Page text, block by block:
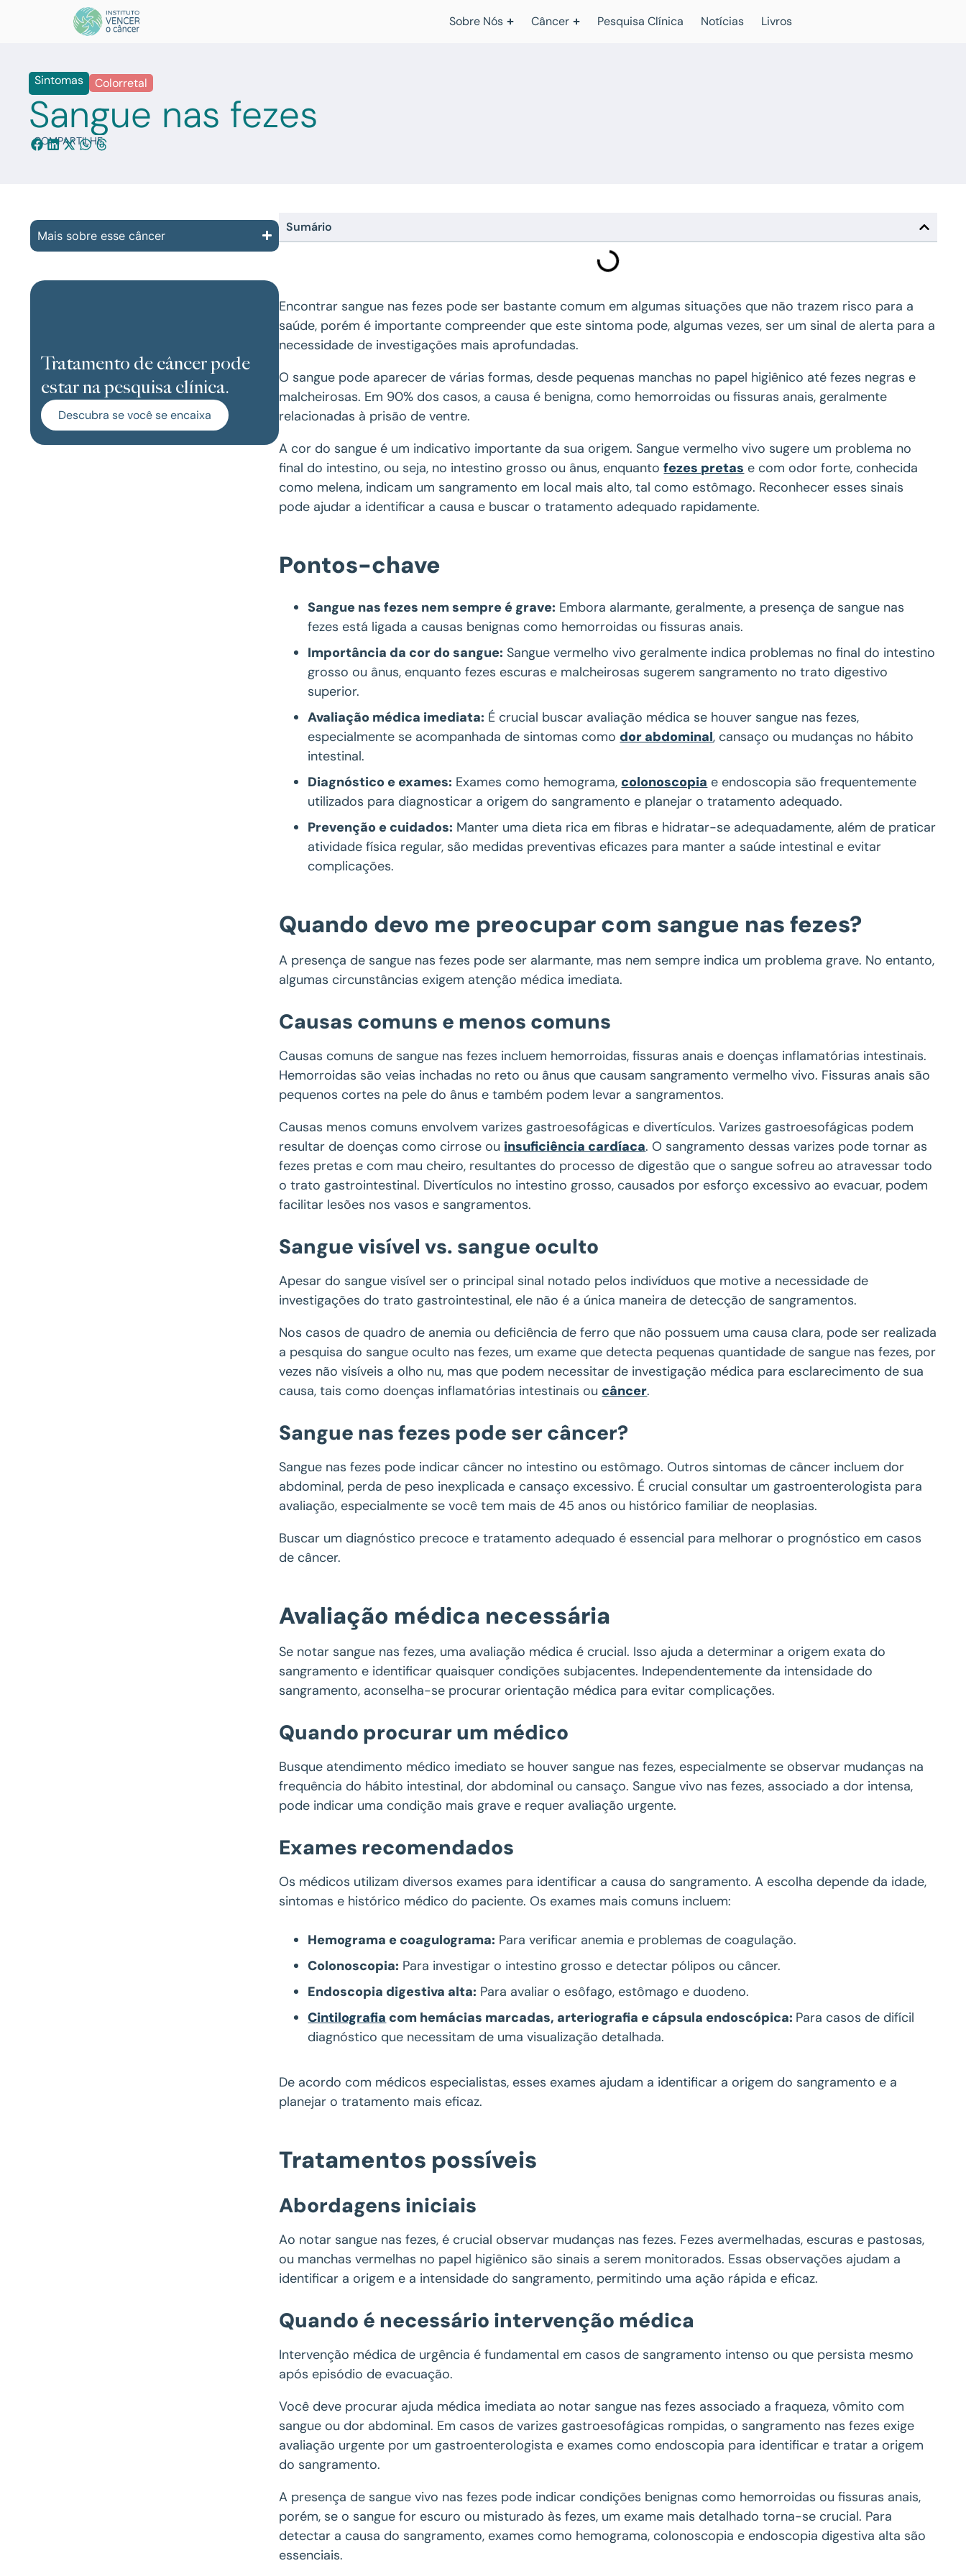
Sobre Nós Câncer Pesquisa Clínica Notícias Livros
Sintomas Colorretal
Sangue nas fezes
COMPARTILHE:
Mais sobre esse câncer
Tratamento de câncer pode
estar na pesquisa clínica.
Descubra se você se encaixa
Sumário
Encontrar sangue nas fezes pode ser bastante comum em algumas situações que não trazem risco para a
saúde, porém é importante compreender que este sintoma pode, algumas vezes, ser um sinal de alerta para a
necessidade de investigações mais aprofundadas.
O sangue pode aparecer de várias formas, desde pequenas manchas no papel higiênico até fezes negras e
malcheirosas. Em 90% dos casos, a causa é benigna, como hemorroidas ou fissuras anais, geralmente
relacionadas à prisão de ventre.
A cor do sangue é um indicativo importante da sua origem. Sangue vermelho vivo sugere um problema no
final do intestino, ou seja, no intestino grosso ou ânus, enquantofezes pretas e com odor forte, conhecida
como melena, indicam um sangramento em local mais alto, tal como estômago. Reconhecer esses sinais
pode ajudar a identificar a causa e buscar o tratamento adequado rapidamente.
Pontos-chave
Sangue nas fezes nem sempre é grave: Embora alarmante, geralmente, a presença de sangue nas
fezes está ligada a causas benignas como hemorroidas ou fissuras anais.
Importância da cor do sangue: Sangue vermelho vivo geralmente indica problemas no final do intestino
grosso ou ânus, enquanto fezes escuras e malcheirosas sugerem sangramento no trato digestivo
superior.
Avaliação médica imediata: É crucial buscar avaliação médica se houver sangue nas fezes,
especialmente se acompanhada de sintomas como dor abdominal, cansaço ou mudanças no hábito
intestinal.
Diagnóstico e exames: Exames como hemograma, colonoscopia e endoscopia são frequentemente
utilizados para diagnosticar a origem do sangramento e planejar o tratamento adequado.
Prevenção e cuidados: Manter uma dieta rica em fibras e hidratar-se adequadamente, além de praticar
atividade física regular, são medidas preventivas eficazes para manter a saúde intestinal e evitar
complicações.
Quando devo me preocupar com sangue nas fezes?
A presença de sangue nas fezes pode ser alarmante, mas nem sempre indica um problema grave. No entanto,
algumas circunstâncias exigem atenção médica imediata.
Causas comuns e menos comuns
Causas comuns de sangue nas fezes incluem hemorroidas, fissuras anais e doenças inflamatórias intestinais.
Hemorroidas são veias inchadas no reto ou ânus que causam sangramento vermelho vivo. Fissuras anais são
pequenos cortes na pele do ânus e também podem levar a sangramentos.
Causas menos comuns envolvem varizes gastroesofágicas e divertículos. Varizes gastroesofágicas podem
resultar de doenças como cirrose ou insuficiência cardíaca. O sangramento dessas varizes pode tornar as
fezes pretas e com mau cheiro, resultantes do processo de digestão que o sangue sofreu ao atravessar todo
o trato gastrointestinal. Divertículos no intestino grosso, causados por esforço excessivo ao evacuar, podem
facilitar lesões nos vasos e sangramentos.
Sangue visível vs. sangue oculto
Apesar do sangue visível ser o principal sinal notado pelos indivíduos que motive a necessidade de
investigações do trato gastrointestinal, ele não é a única maneira de detecção de sangramentos.
Nos casos de quadro de anemia ou deficiência de ferro que não possuem uma causa clara, pode ser realizada
a pesquisa do sangue oculto nas fezes, um exame que detecta pequenas quantidade de sangue nas fezes, por
vezes não visíveis a olho nu, mas que podem necessitar de investigação médica para esclarecimento de sua
causa, tais como doenças inflamatórias intestinais ou câncer.
Sangue nas fezes pode ser câncer?
Sangue nas fezes pode indicar câncer no intestino ou estômago. Outros sintomas de câncer incluem dor
abdominal, perda de peso inexplicada e cansaço excessivo. É crucial consultar um gastroenterologista para
avaliação, especialmente se você tem mais de 45 anos ou histórico familiar de neoplasias.
Buscar um diagnóstico precoce e tratamento adequado é essencial para melhorar o prognóstico em casos
de câncer.
Avaliação médica necessária
Se notar sangue nas fezes, uma avaliação médica é crucial. Isso ajuda a determinar a origem exata do
sangramento e identificar quaisquer condições subjacentes. Independentemente da intensidade do
sangramento, aconselha-se procurar orientação médica para evitar complicações.
Quando procurar um médico
Busque atendimento médico imediato se houver sangue nas fezes, especialmente se observar mudanças na
frequência do hábito intestinal, dor abdominal ou cansaço. Sangue vivo nas fezes, associado a dor intensa,
pode indicar uma condição mais grave e requer avaliação urgente.
Exames recomendados
Os médicos utilizam diversos exames para identificar a causa do sangramento. A escolha depende da idade,
sintomas e histórico médico do paciente. Os exames mais comuns incluem:
Hemograma e coagulograma: Para verificar anemia e problemas de coagulação.
Colonoscopia: Para investigar o intestino grosso e detectar pólipos ou câncer.
Endoscopia digestiva alta: Para avaliar o esôfago, estômago e duodeno.
Cintilografia com hemácias marcadas, arteriografia e cápsula endoscópica: Para casos de difícil
diagnóstico que necessitam de uma visualização detalhada.
De acordo com médicos especialistas, esses exames ajudam a identificar a origem do sangramento e a
planejar o tratamento mais eficaz.
Tratamentos possíveis
Abordagens iniciais
Ao notar sangue nas fezes, é crucial observar mudanças nas fezes. Fezes avermelhadas, escuras e pastosas,
ou manchas vermelhas no papel higiênico são sinais a serem monitorados. Essas observações ajudam a
identificar a origem e a intensidade do sangramento, permitindo uma ação rápida e eficaz.
Quando é necessário intervenção médica
Intervenção médica de urgência é fundamental em casos de sangramento intenso ou que persista mesmo
após episódio de evacuação.
Você deve procurar ajuda médica imediata ao notar sangue nas fezes associado a fraqueza, vômito com
sangue ou dor abdominal. Em casos de varizes gastroesofágicas rompidas, o sangramento nas fezes exige
avaliação urgente por um gastroenterologista e exames como endoscopia para identificar e tratar a origem
do sangramento.
A presença de sangue vivo nas fezes pode indicar condições benignas como hemorroidas ou fissuras anais,
porém, se o sangue for escuro ou misturado às fezes, um exame mais detalhado torna-se crucial. Para
detectar a causa do sangramento, exames como hemograma, colonoscopia e endoscopia digestiva alta são
essenciais.